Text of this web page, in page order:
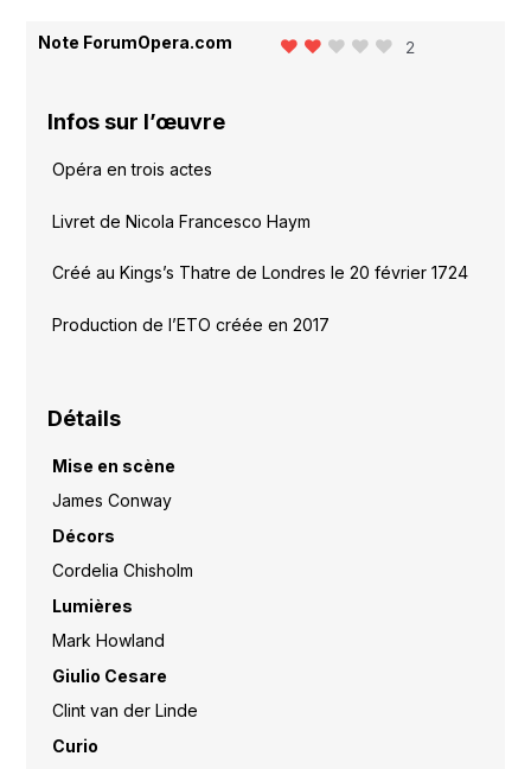
Note ForumOpera.com 2
Infos sur l’œuvre
Opéra en trois actes
Livret de Nicola Francesco Haym
Créé au Kings’s Thatre de Londres le 20 février 1724
Production de l’ETO créée en 2017
Détails
Mise en scène
James Conway
Décors
Cordelia Chisholm
Lumières
Mark Howland
Giulio Cesare
Clint van der Linde
Curio